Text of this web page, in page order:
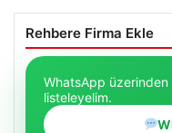
Rehbere Firma Ekle
WhatsApp üzerinden
listeleyelim.